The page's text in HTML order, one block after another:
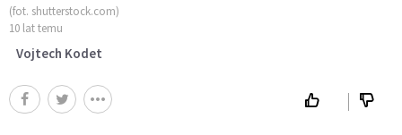
(fot. shutterstock.com)
10 lat temu
Vojtech Kodet